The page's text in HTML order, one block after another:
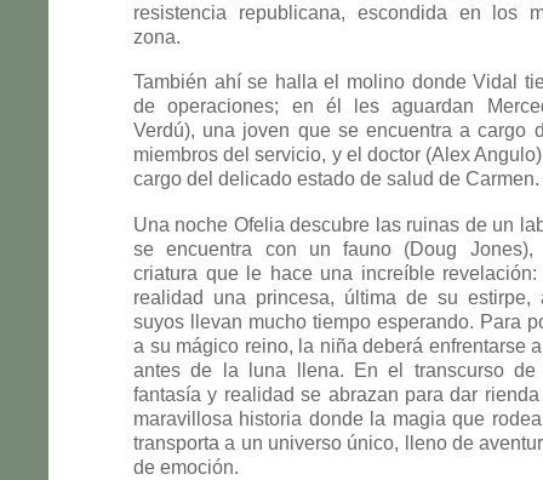
resistencia republicana, escondida en los
zona.
También ahí se halla el molino donde Vidal
de operaciones; en él les aguardan
Verdú), una joven que se encuentra a cargo
miembros del servicio, y el doctor (Alex
cargo del delicado estado de salud de Carmen.
Una noche Ofelia descubre las ruinas de un
se encuentra con un fauno (Doug Jones),
criatura que le hace una increíble
realidad una princesa, última de su
suyos llevan mucho tiempo esperando. Para
a su mágico reino, la niña deberá enfrentarse
antes de la luna llena. En el transcurso de
fantasía y realidad se abrazan para dar
maravillosa historia donde la magia que
transporta a un universo único, lleno de
de emoción.